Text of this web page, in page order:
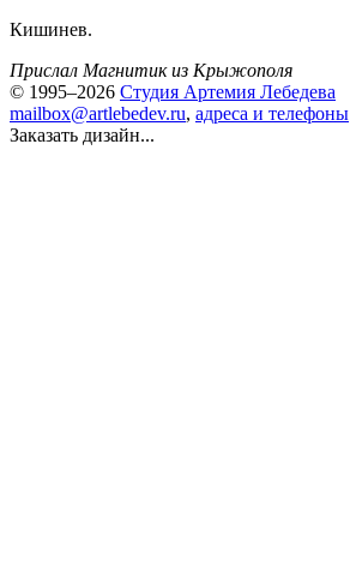
Кишинев.
Прислал Магнитик из Крыжополя
© 1995–2026 Студия Артемия Лебедева
mailbox@artlebedev.ru, адреса и телефоны
Заказать дизайн...